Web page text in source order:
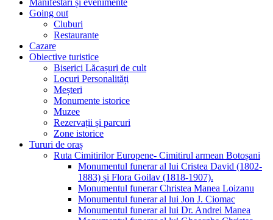
Going out
Cluburi
Restaurante
Cazare
Obiective turistice
Biserici Lăcașuri de cult
Locuri Personalități
Meșteri
Monumente istorice
Muzee
Rezervații și parcuri
Zone istorice
Tururi de oraș
Ruta Cimitirilor Europene- Cimitirul armean Botoșani
Monumentul funerar al lui Cristea David (1802-
1883) și Flora Goilav (1818-1907).
Monumentul funerar Christea Manea Loizanu
Monumentul funerar al lui Jon J. Ciomac
Monumentul funerar al lui Dr. Andrei Manea